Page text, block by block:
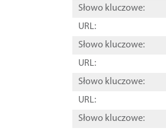
Słowo kluczowe:
URL:
Słowo kluczowe:
URL:
Słowo kluczowe:
URL:
Słowo kluczowe: